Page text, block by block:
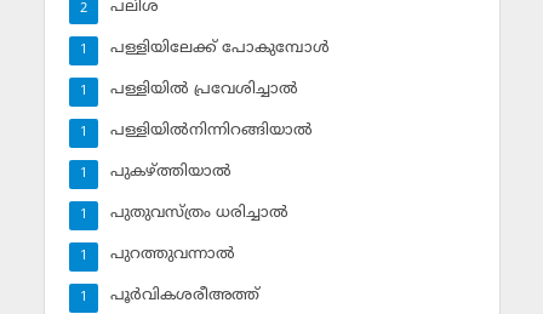
പലിശ
2
പള്ളിയിലേക്ക് പോകുമ്പോള്‍
1
പള്ളിയില്‍ പ്രവേശിച്ചാല്‍
1
പള്ളിയില്‍നിന്നിറങ്ങിയാല്‍
1
പുകഴ്ത്തിയാല്‍
1
പുതുവസ്ത്രം ധരിച്ചാല്‍
1
പുറത്തുവന്നാല്‍
1
പൂര്‍വികശരീഅത്ത്
1